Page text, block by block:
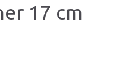
17 cm